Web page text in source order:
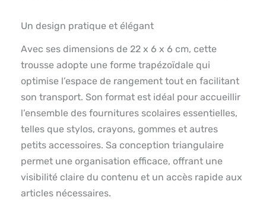
Un design pratique et élégant
Avec ses dimensions de 22 x 6 x 6 cm, cette
trousse adopte une forme trapézoïdale qui
optimise l’espace de rangement tout en facilitant
son transport. Son format est idéal pour accueillir
l’ensemble des fournitures scolaires essentielles,
telles que stylos, crayons, gommes et autres
petits accessoires. Sa conception triangulaire
permet une organisation efficace, offrant une
visibilité claire du contenu et un accès rapide aux
articles nécessaires.